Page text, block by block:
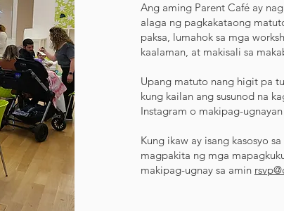
Ang aming Parent Café ay
alaga ng pagkakataong
paksa, lumahok sa mga
kaalaman, at makisali sa
Upang matuto nang higit pa
kung kailan ang susunod na
Instagram o makipag-ugnayan
Kung ikaw ay isang kasosyo
magpakita ng mga
makipag-ugnay sa amin